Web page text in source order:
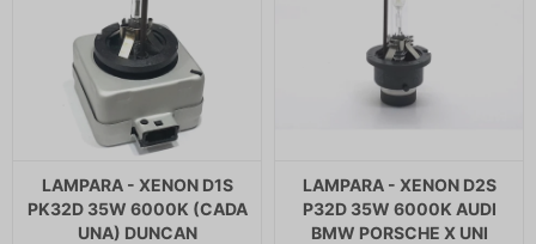
LAMPARA - XENON D1S
PK32D 35W 6000K (CADA
UNA) DUNCAN
LAMPARA - XENON D2S
P32D 35W 6000K AUDI
BMW PORSCHE X UNI